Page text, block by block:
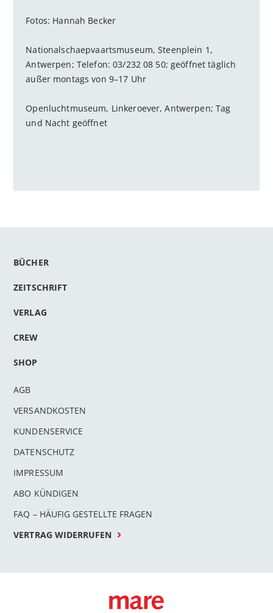
Fotos: Hannah Becker
Nationalschaepvaartsmuseum, Steenplein 1,
Antwerpen; Telefon: 03/232 08 50; geöffnet täglich
außer montags von 9–17 Uhr
Openluchtmuseum, Linkeroever, Antwerpen; Tag
und Nacht geöffnet
BÜCHER
ZEITSCHRIFT
VERLAG
CREW
SHOP
AGB
VERSANDKOSTEN
KUNDENSERVICE
DATENSCHUTZ
IMPRESSUM
ABO KÜNDIGEN
FAQ – HÄUFIG GESTELLTE FRAGEN
VERTRAG WIDERRUFEN